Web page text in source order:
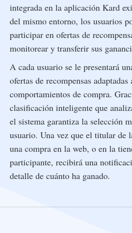
integrada en la aplicación Kard
del mismo entorno, los usuarios
participar en ofertas de
monitorear y transferir sus
A cada usuario se le presentará
ofertas de recompensas adaptadas
comportamientos de compra.
clasificación inteligente que
el sistema garantiza la selección
usuario. Una vez que el titular de
una compra en la web, o en la
participante, recibirá una
detalle de cuánto ha ganado.